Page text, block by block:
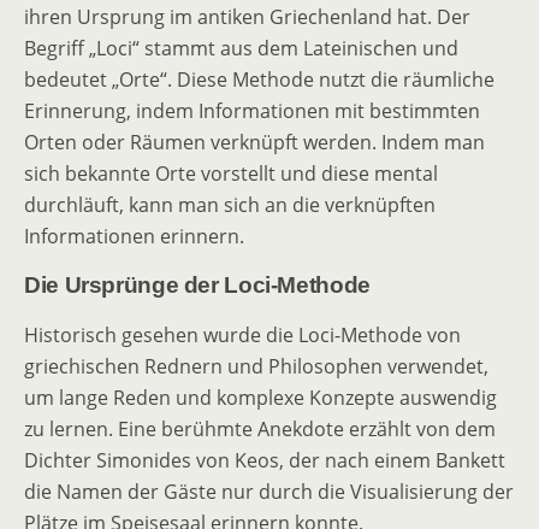
ihren Ursprung im antiken Griechenland hat. Der
Begriff „Loci“ stammt aus dem Lateinischen und
bedeutet „Orte“. Diese Methode nutzt die räumliche
Erinnerung, indem Informationen mit bestimmten
Orten oder Räumen verknüpft werden. Indem man
sich bekannte Orte vorstellt und diese mental
durchläuft, kann man sich an die verknüpften
Informationen erinnern.
Die Ursprünge der Loci-Methode
Historisch gesehen wurde die Loci-Methode von
griechischen Rednern und Philosophen verwendet,
um lange Reden und komplexe Konzepte auswendig
zu lernen. Eine berühmte Anekdote erzählt von dem
Dichter Simonides von Keos, der nach einem Bankett
die Namen der Gäste nur durch die Visualisierung der
Plätze im Speisesaal erinnern konnte.